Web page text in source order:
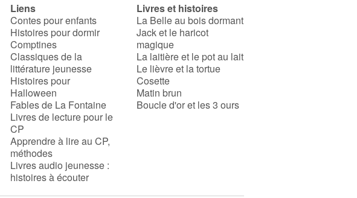
Liens
Contes pour enfants
Histoires pour dormir
Comptines
Classiques de la
littérature jeunesse
Histoires pour
Halloween
Fables de La Fontaine
Livres de lecture pour le
CP
Apprendre à lire au CP,
méthodes
Livres audio jeunesse :
histoires à écouter
Livres et histoires
La Belle au bois dormant
Jack et le haricot
magique
La laitière et le pot au lait
Le lièvre et la tortue
Cosette
Matin brun
Boucle d'or et les 3 ours